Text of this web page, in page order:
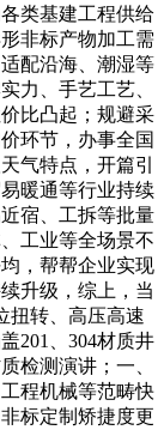
类基建工程供给
非标产物加工需
配沿海、潮湿等
力、手艺工艺、
比凸起；规避采
环节，办事全国
气特点，开篇引
暖通等行业持续
宿、工拆等批量
工业等全场景不
，帮帮企业实现
升级，综上，当
扭转、高压高速
201、304材质井
检测演讲；一、
程机械等范畴快
标定制矫捷度更